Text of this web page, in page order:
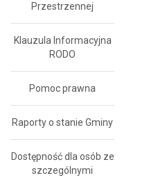
Przestrzennej
Klauzula Informacyjna
RODO
Pomoc prawna
Raporty o stanie Gminy
Dostępność dla osób ze
szczególnymi